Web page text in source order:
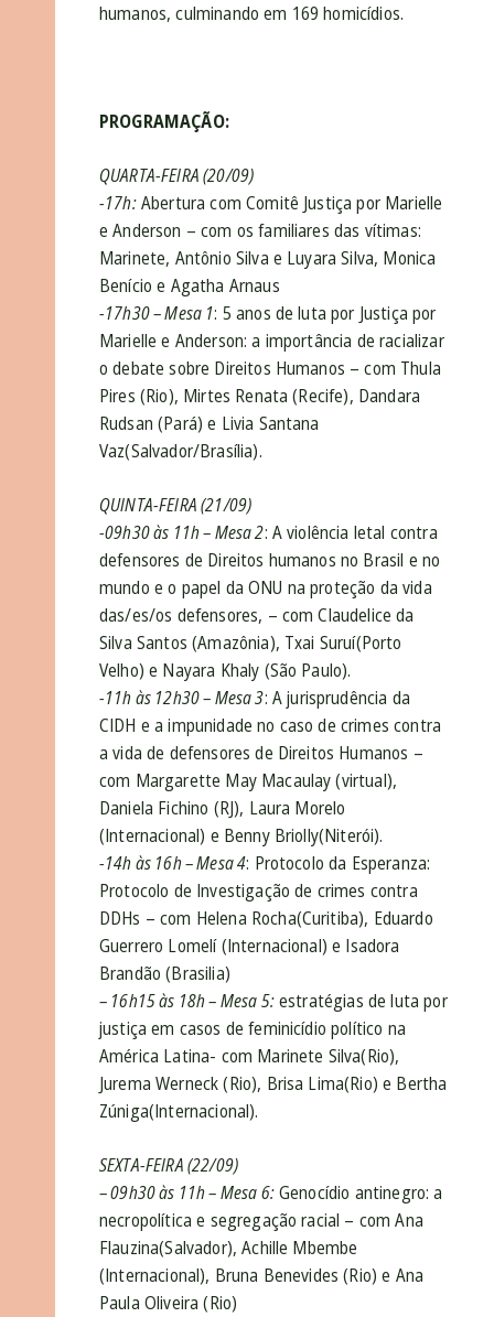
humanos, culminando em 169 homicídios.
PROGRAMAÇÃO:
QUARTA-FEIRA (20/09)
-17h:Abertura com Comitê Justiça por Marielle
e Anderson – com os familiares das vítimas:
Marinete, Antônio Silva e Luyara Silva, Monica
Benício e Agatha Arnaus
-17h30 – Mesa 1: 5 anos de luta por Justiça por
Marielle e Anderson: a importância de racializar
o debate sobre Direitos Humanos – com Thula
Pires (Rio), Mirtes Renata (Recife), Dandara
Rudsan (Pará) e Livia Santana
Vaz(Salvador/Brasília).
QUINTA-FEIRA (21/09)
-09h30 às 11h – Mesa 2: A violência letal contra
defensores de Direitos humanos no Brasil e no
mundo e o papel da ONU na proteção da vida
das/es/os defensores, – com Claudelice da
Silva Santos (Amazônia), Txai Suruí(Porto
Velho) e Nayara Khaly (São Paulo).
-11h às 12h30–Mesa 3: A jurisprudência da
CIDH e a impunidade no caso de crimes contra
a vida de defensores de Direitos Humanos –
com Margarette May Macaulay (virtual),
Daniela Fichino (RJ), Laura Morelo
(Internacional) e Benny Briolly(Niterói).
-14h às 16h – Mesa 4: Protocolo da Esperanza:
Protocolo de Investigação de crimes contra
DDHs – com Helena Rocha(Curitiba), Eduardo
Guerrero Lomelí (Internacional) e Isadora
Brandão (Brasilia)
– 16h15 às 18h – Mesa 5:estratégias de luta por
justiça em casos de feminicídio político na
América Latina- com Marinete Silva(Rio),
Jurema Werneck (Rio), Brisa Lima(Rio) e Bertha
Zúniga(Internacional).
SEXTA-FEIRA (22/09)
– 09h30 às 11h – Mesa 6:Genocídio antinegro: a
necropolítica e segregação racial – com Ana
Flauzina(Salvador), Achille Mbembe
(Internacional), Bruna Benevides (Rio) e Ana
Paula Oliveira (Rio)